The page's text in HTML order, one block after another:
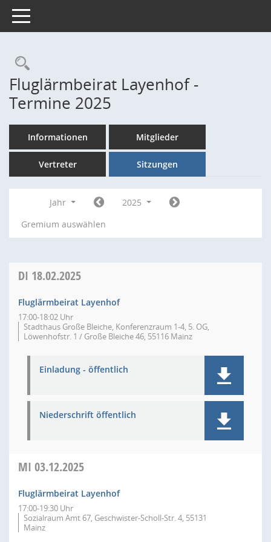
Toggle navigation
Rechercheauswahl
Fluglärmbeirat Layenhof -
Termine 2025
Informationen Mitglieder
Vertreter Sitzungen
Jahr
2025
Gremium auswählen
DI 18.02.2025
Fluglärmbeirat Layenhof
17:00-18:02 Uhr
Stadthaus Große Bleiche, Konferenzraum 1-4, 5. OG,
Löwenhofstr. 1 / Große Bleiche 46, 55116 Mainz
Einladung - öffentlich
Niederschrift öffentlich
MI 03.12.2025
Fluglärmbeirat Layenhof
17:00-19:30 Uhr
Sozialraum Amt 67, Geschwister-Scholl-Str. 4, 55131
Mainz